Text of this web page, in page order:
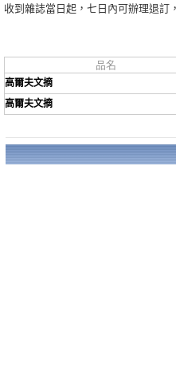
收到雜誌當日起，七日內可辦理退訂
品名
高爾夫文摘
高爾夫文摘